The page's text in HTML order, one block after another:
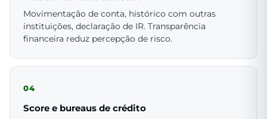
Movimentação de conta, histórico com outras
instituições, declaração de IR. Transparência
financeira reduz percepção de risco.
04
Score e bureaus de crédito